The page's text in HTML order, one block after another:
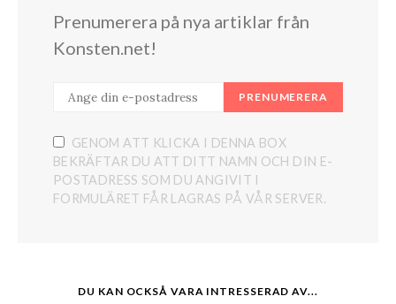
Prenumerera på nya artiklar från
Konsten.net!
PRENUMERERA
GENOM ATT KLICKA I DENNA BOX
BEKRÄFTAR DU ATT DITT NAMN OCH DIN E-
POSTADRESS SOM DU ANGIVIT I
FORMULÄRET FÅR LAGRAS PÅ VÅR SERVER.
DU KAN OCKSÅ VARA INTRESSERAD AV...